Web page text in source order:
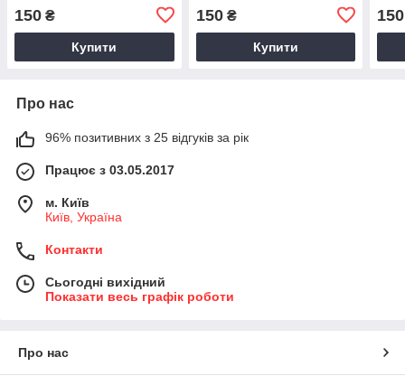
150 ₴
Купити
150₴
Купити
150
Про нас
96% позитивних з 25 відгуків за рік
Працює з 03.05.2017
м. Київ
Київ, Україна
Контакти
Сьогодні вихідний
Показати весь графік роботи
Про нас